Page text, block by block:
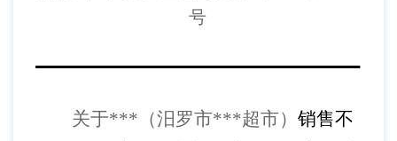
号
关于*** （汨罗市***超市） 销售不